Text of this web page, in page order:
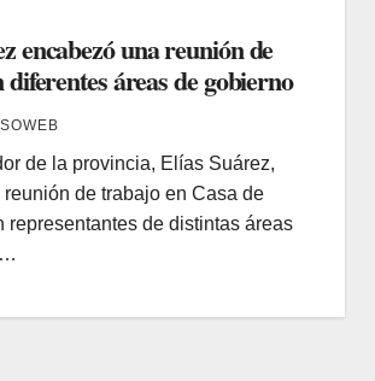
encabezó una reunión de
áreas de gobierno
de la provincia, Elías Suárez,
reunión de trabajo en Casa de
representantes de distintas áreas